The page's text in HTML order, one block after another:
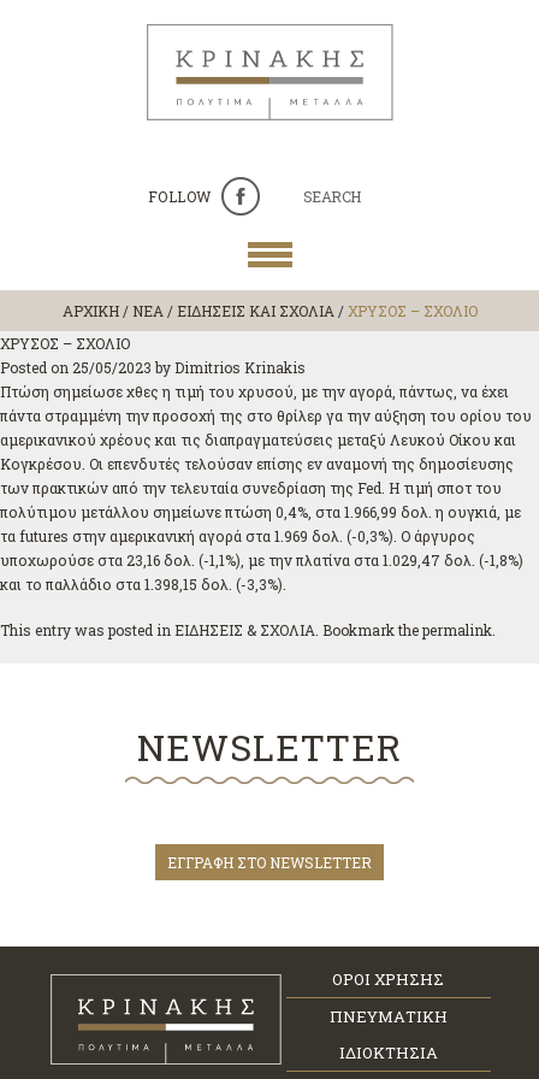
FOLLOW SEARCH
ΑΡΧΙΚΗ/ ΝΕΑ / ΕΙΔΗΣΕΙΣ ΚΑΙ ΣΧΟΛΙΑ /ΧΡΥΣΟΣ – ΣΧΟΛΙΟ
ΧΡΥΣΟΣ – ΣΧΟΛΙΟ
Posted on 25/05/2023 by Dimitrios Krinakis
Πτώση σημείωσε χθες η τιμή του χρυσού, με την αγορά, πάντως, να έχει
πάντα στραμμένη την προσοχή της στο θρίλερ γα την αύξηση του ορίου του
αμερικανικού χρέους και τις διαπραγματεύσεις μεταξύ Λευκού Οίκου και
Κογκρέσου. Οι επενδυτές τελούσαν επίσης εν αναμονή της δημοσίευσης
των πρακτικών από την τελευταία συνεδρίαση της Fed. Η τιμή σποτ του
πολύτιμου μετάλλου σημείωνε πτώση 0,4%, στα 1.966,99 δολ. η ουγκιά, με
τα futures στην αμερικανική αγορά στα 1.969 δολ. (-0,3%). Ο άργυρος
υποχωρούσε στα 23,16 δολ. (-1,1%), με την πλατίνα στα 1.029,47 δολ. (-1,8%)
και το παλλάδιο στα 1.398,15 δολ. (-3,3%).
This entry was posted in ΕΙΔΗΣΕΙΣ & ΣΧΟΛΙΑ . Bookmark thepermalink
NEWSLETTER
ΕΓΓΡΑΦΗ ΣΤΟ NEWSLETTER
ΟΡΟΙ ΧΡΗΣΗΣ
ΠΝΕΥΜΑΤΙΚΗ
ΙΔΙΟΚΤΗΣΙΑ